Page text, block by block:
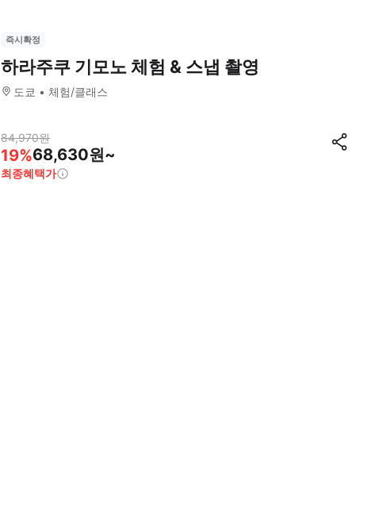
즉시확정
하라주쿠 기모노 체험 & 스냅 촬영
도쿄 체험/클래스
84,970원
19%68,630원~
최종혜택가